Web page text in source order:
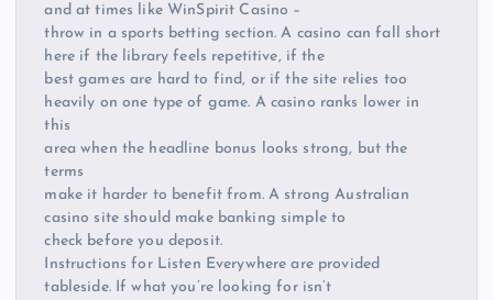
and at times like WinSpirit Casino –
throw in a sports betting section. A casino can fall short
here if the library feels repetitive, if the
best games are hard to find, or if the site relies too
heavily on one type of game. A casino ranks lower in
this
area when the headline bonus looks strong, but the
terms
make it harder to benefit from. A strong Australian
casino site should make banking simple to
check before you deposit.
Instructions for Listen Everywhere are provided
tableside. If what you’re looking for isn’t